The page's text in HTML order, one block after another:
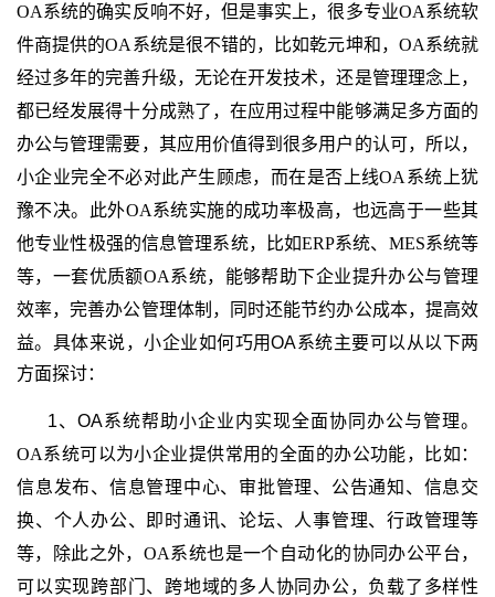
OA系统的确实反响不好，但是事实上，很多专业OA系统软
件商提供的OA 系统是很不错的，比如乾元坤和， OA系统就
经过多年的完善升级，无论在开发技术，还是管理理念上，
都已经发展得十分成熟了，在应用过程中能够满足多方面的
办公与管理需要，其应用价值得到很多用户的认可，所以，
小企业完全不必对此产生顾虑，而在是否上线OA 系统上犹
豫不决。此外OA系统实施的成功率极高，也远高于一些其
他专业性极强的信息管理系统，比如ERP系统、 MES系统等
等，一套优质额OA系统，能够帮助下企业提升办公与管理
效率，完善办公管理体制，同时还能节约办公成本，提高效
益。具体来说，小企业如何巧用OA系统主要可以从以下两
方面探讨：
1、OA系统帮助小企业内实现全面协同办公与管理。
OA系统可以为小企业提供常用的全面的办公功能，比如：
信息发布、信息管理中心、审批管理、公告通知、信息交
换、个人办公、即时通讯、论坛、人事管理、行政管理等
等，除此之外， OA系统也是一个自动化的协同办公平台，
可以实现跨部门、跨地域的多人协同办公，负载了多样性